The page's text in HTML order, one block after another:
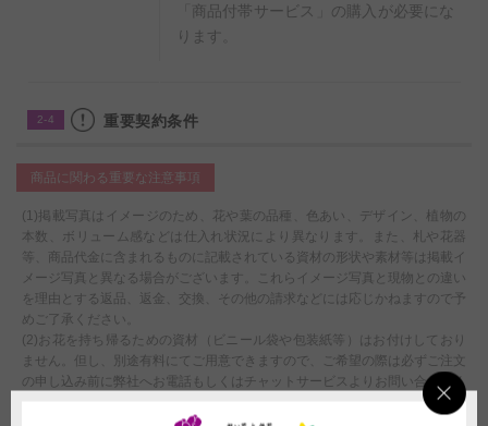
「商品付帯サービス」の購入が必要にな
ります。
2-4 重要契約条件
商品に関わる重要な注意事項
(1)掲載写真はイメージのため、花や葉の品種、色あい、デザイン、植物の
本数、ボリューム感などは仕入れ状況により異なります。また、札や花器
等、商品代金に含まれるものに記載されている資材の形状や素材等は掲載イ
メージ写真と異なる場合がございます。これらイメージ写真と現物との違い
を理由とする返品、返金、交換、その他の請求などには応じかねますので予
めご了承ください。
(2)お花を持ち帰るための資材（ビニール袋や包装紙等）はお付けしており
ません。但し、別途有料にてご用意できますので、ご希望の際は必ずご注文
の申し込み前に弊社へお電話もしくはチャットサービスよりお問い合わせく
(3)宅配便で配送したスタンドは、お届け先で台の上にお花を載せていただ